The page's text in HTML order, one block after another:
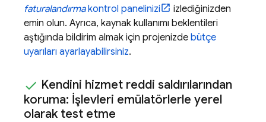
faturalandırmakontrol panelinizi
izlediğinizden
emin olun. Ayrıca, kaynak kullanımı beklentileri
aştığında bildirim almak için projenizde bütçe
uyarıları ayarlayabilirsiniz.
Kendini hizmet reddi saldırılarından
koruma: İşlevleri emülatörlerle yerel
olarak test etme